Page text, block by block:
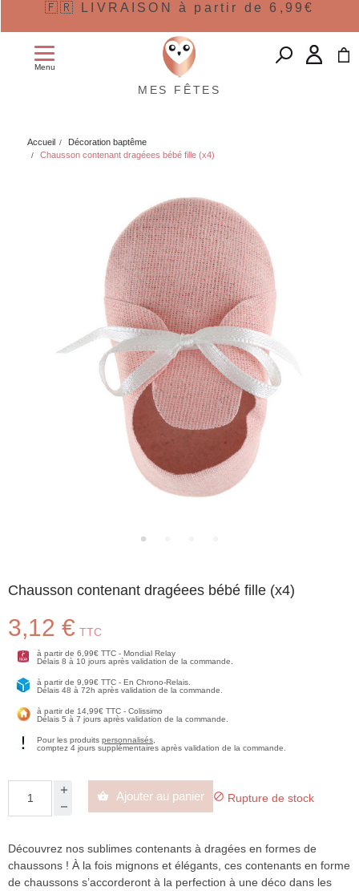
🇫🇷 LIVRAISON à partir de 6,99€
Menu
MES FÊTES
Accueil
Décoration baptême
Chausson contenant dragéees bébé fille (x4)
Chausson contenant dragéees bébé fille (x4)
3,12 € TTC
à partir de 6,99€ TTC - Mondial Relay
Délais 8 à 10 jours après validation de la commande.
à partir de 9,99€ TTC - En Chrono-Relais.
Délais 48 à 72h après validation de la commande.
à partir de 14,99€ TTC - Colissimo
Délais 5 à 7 jours après validation de la commande.
Pour les produits personnalisés
comptez 4 jours supplémentaires après validation de la commande.
 Ajouter au panier  Rupture de stock
Découvrez nos sublimes contenants à dragées en formes de
chaussons ! À la fois mignons et élégants, ces contenants en forme
de chaussons s’accorderont à la perfection à une déco dans les